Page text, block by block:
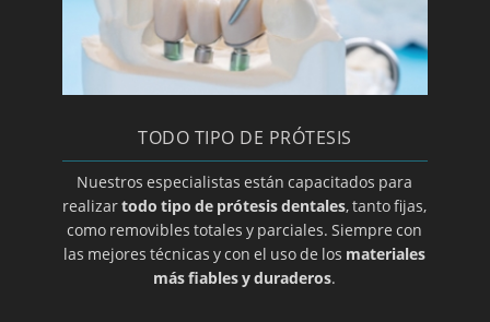
Macroglasia
Maloclusion
Método Gerber para elección de prótesis
Mucocele
Opte por prótesis removibles
Ortodoncia de contención
Ortodoncia para adolescentes
TODO TIPO DE PRÓTESIS
Nuestros especialistas están capacitados para
realizartodo tipo de prótesis dentales, tanto fijas,
como removibles totales y parciales. Siempre con
las mejores técnicas y con el uso de los materiales
más fiables y duraderos.